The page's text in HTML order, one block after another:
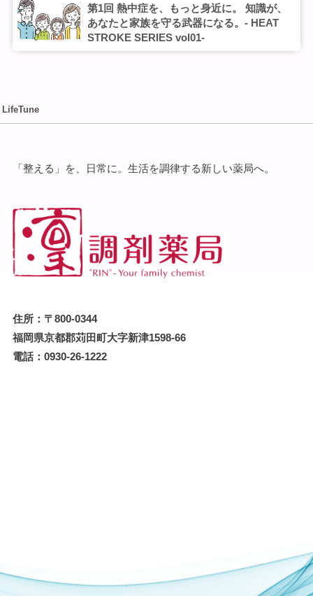
第1回 熱中症を、もっと身近に。 知識が、
あなたと家族を守る武器になる。- HEAT
STROKE SERIES vol01-
LifeTune
「整える」を、⽇常に。⽣活を調律する新しい薬局へ。
住所：〒800-0344
福岡県京都郡苅田町大字新津1598-66
電話：0930-26-1222